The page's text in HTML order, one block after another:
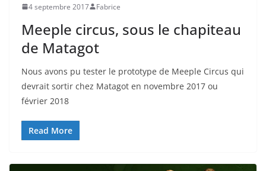
4 septembre 2017 Fabrice
Meeple circus, sous le chapiteau
de Matagot
Nous avons pu tester le prototype de Meeple Circus qui
devrait sortir chez Matagot en novembre 2017 ou
février 2018
Read More